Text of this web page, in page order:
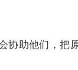
协助他们，把